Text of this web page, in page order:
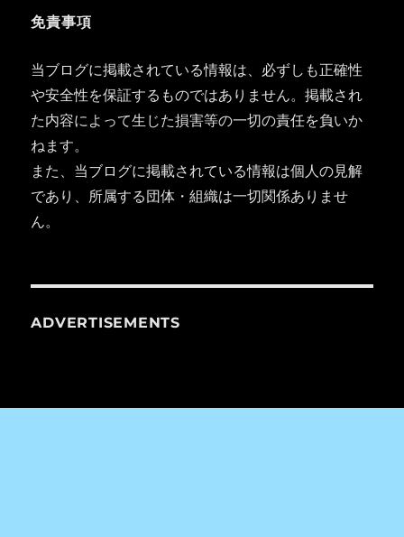
免責事項
当ブログに掲載されている情報は、必ずしも正確性
や安全性を保証するものではありません。掲載され
た内容によって生じた損害等の一切の責任を負いか
ねます。
また、当ブログに掲載されている情報は個人の見解
であり、所属する団体・組織は一切関係ありませ
ん。
ADVERTISEMENTS